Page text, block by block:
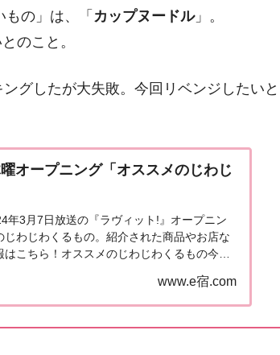
の」は、「 カップヌードル」。
のこと。
グしたが大失敗。今回リベンジしたいと
オープニング「オススメのじわじ
年3月7日放送の『ラヴィット!』オープニン
わじわくるもの。紹介された商品やお店な
こちら！オススメのじわじわくるもの今日3
www.e宿.com